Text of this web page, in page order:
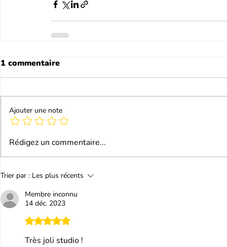
1 commentaire
Ajouter une note
Rédigez un commentaire...
Trier par : Les plus récents
Membre inconnu
14 déc. 2023
Noté 5 étoiles sur 5.
Très joli studio !